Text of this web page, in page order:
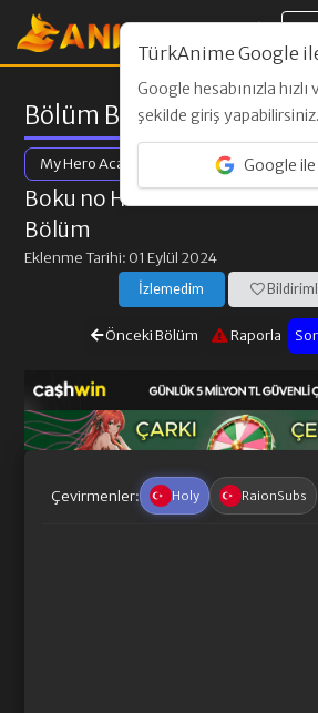
Bölüm Bilgileri
My Hero Academia Season 7
Boku no Hero Academia 7th
Bölüm
Eklenme Tarihi: 01 Eylül 2024
İzlemedim
Önceki Bölüm Raporla
Çevirmenler: Holy RaionSubs
TürkAnime Google
Google hesabınızla
şekilde giriş yapabilirsiniz.
Google